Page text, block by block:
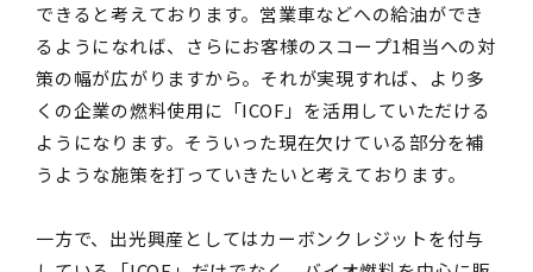
できると考えております。営業車などへの給油ができ
るようになれば、さらにお客様のスコープ1相当への対
策の幅が広がりますから。それが実現すれば、より多
くの企業の燃料使用に「ICOF 」を活用していただける
ようになります。そういった現在欠けている部分を補
うような施策を打っていきたいと考えております。
一方で、出光興産としてはカーボンクレジットを付与